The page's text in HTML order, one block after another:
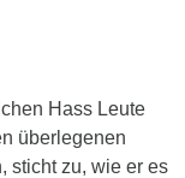
Hass Leute
überlegenen
sticht zu, wie er es